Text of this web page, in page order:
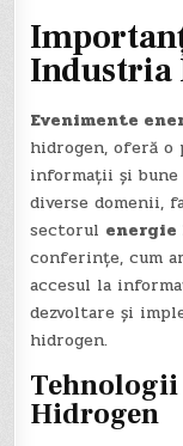
Industria
Evenimente
hidrogen, oferă o
informații și
diverse domenii,
sectorul
conferințe, cum
accesul la
dezvoltare și
hidrogen.
Hidrogen